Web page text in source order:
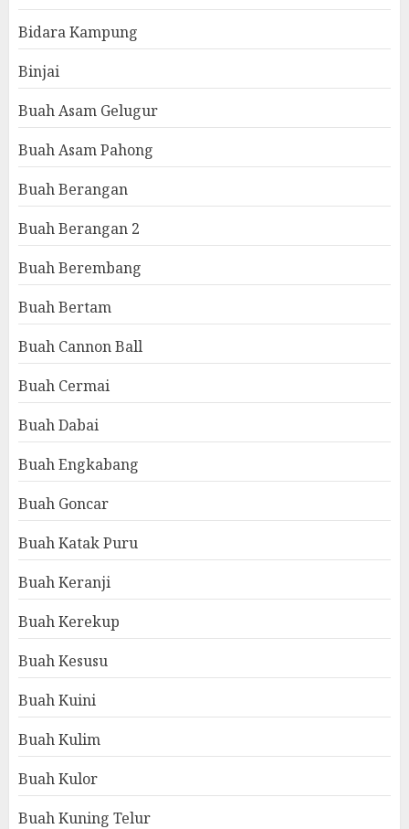
Bidara Kampung
Binjai
Buah Asam Gelugur
Buah Asam Pahong
Buah Berangan
Buah Berangan 2
Buah Berembang
Buah Bertam
Buah Cannon Ball
Buah Cermai
Buah Dabai
Buah Engkabang
Buah Goncar
Buah Katak Puru
Buah Keranji
Buah Kerekup
Buah Kesusu
Buah Kuini
Buah Kulim
Buah Kulor
Buah Kuning Telur